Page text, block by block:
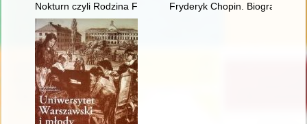
Nokturn czyli Rodzina Fryderyka Chopina i Warszawa w
Fryderyk Chopin. Biografia